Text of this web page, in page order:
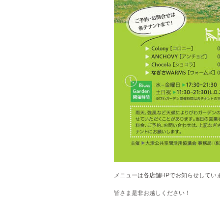
メニューは各店舗HPでお知らせしてい
皆さま是非お越しください！